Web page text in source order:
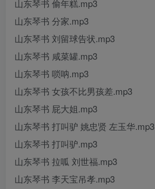
山东琴书 偷年糕.mp3
山东琴书 分家.mp3
山东琴书 刘留球告状.mp3
山东琴书 咸菜罐.mp3
山东琴书 唢呐.mp3
山东琴书 女孩不比男孩差.mp3
山东琴书 屁大姐.mp3
山东琴书 打叫驴 姚忠贤 左玉华.mp3
山东琴书 打叫驴.mp3
山东琴书 拉呱 刘世福.mp3
山东琴书 李天宝吊孝.mp3